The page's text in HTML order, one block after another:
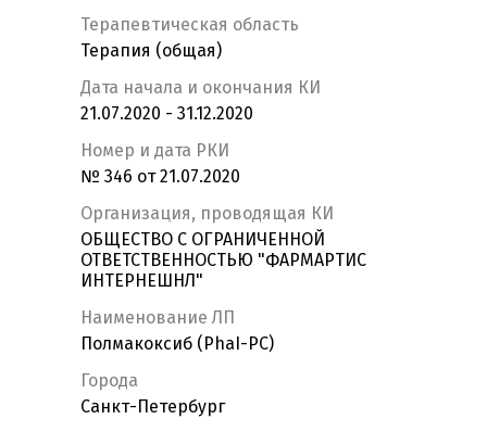
Терапевтическая область
Терапия (общая)
Дата начала и окончания КИ
21.07.2020 - 31.12.2020
Номер и дата РКИ
№ 346 от 21.07.2020
Организация, проводящая КИ
ОБЩЕСТВО С ОГРАНИЧЕННОЙ
ОТВЕТСТВЕННОСТЬЮ "ФАРМАРТИС
ИНТЕРНЕШНЛ"
Наименование ЛП
Полмакоксиб (PhaI-PC)
Города
Санкт-Петербург